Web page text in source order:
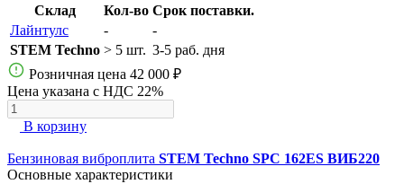
Склад
Кол-во Срок поставки.
Лайнтулс
-
-
STEM Techno > 5 шт. 3-5 раб. дня
Розничная цена 42 000 ₽
Цена указана с НДС 22%
В корзину
Бензиновая виброплита STEM Techno SPC 162ES ВИБ220
Основные характеристики